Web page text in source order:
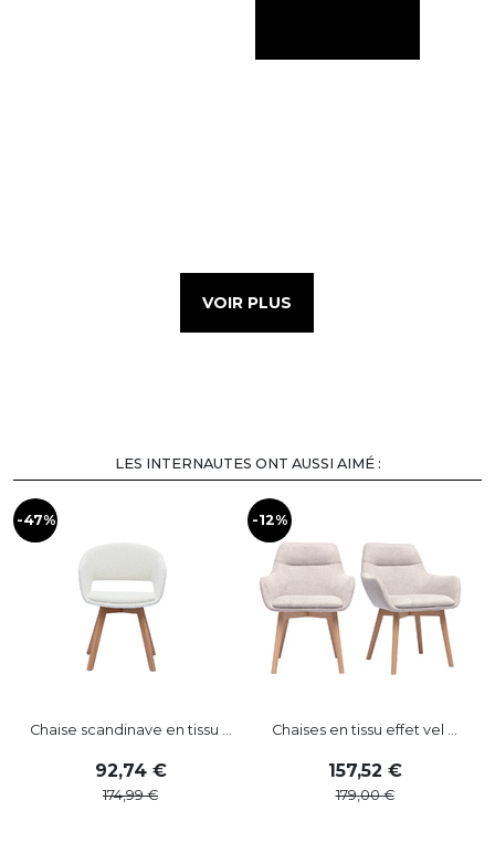
VOIR PLUS
LES INTERNAUTES ONT AUSSI AIMÉ :
-47%
Chaise scandinave en tissu ...
92,74
174,99
-12%
Chaises en tissu effet vel ...
157,52
179,00